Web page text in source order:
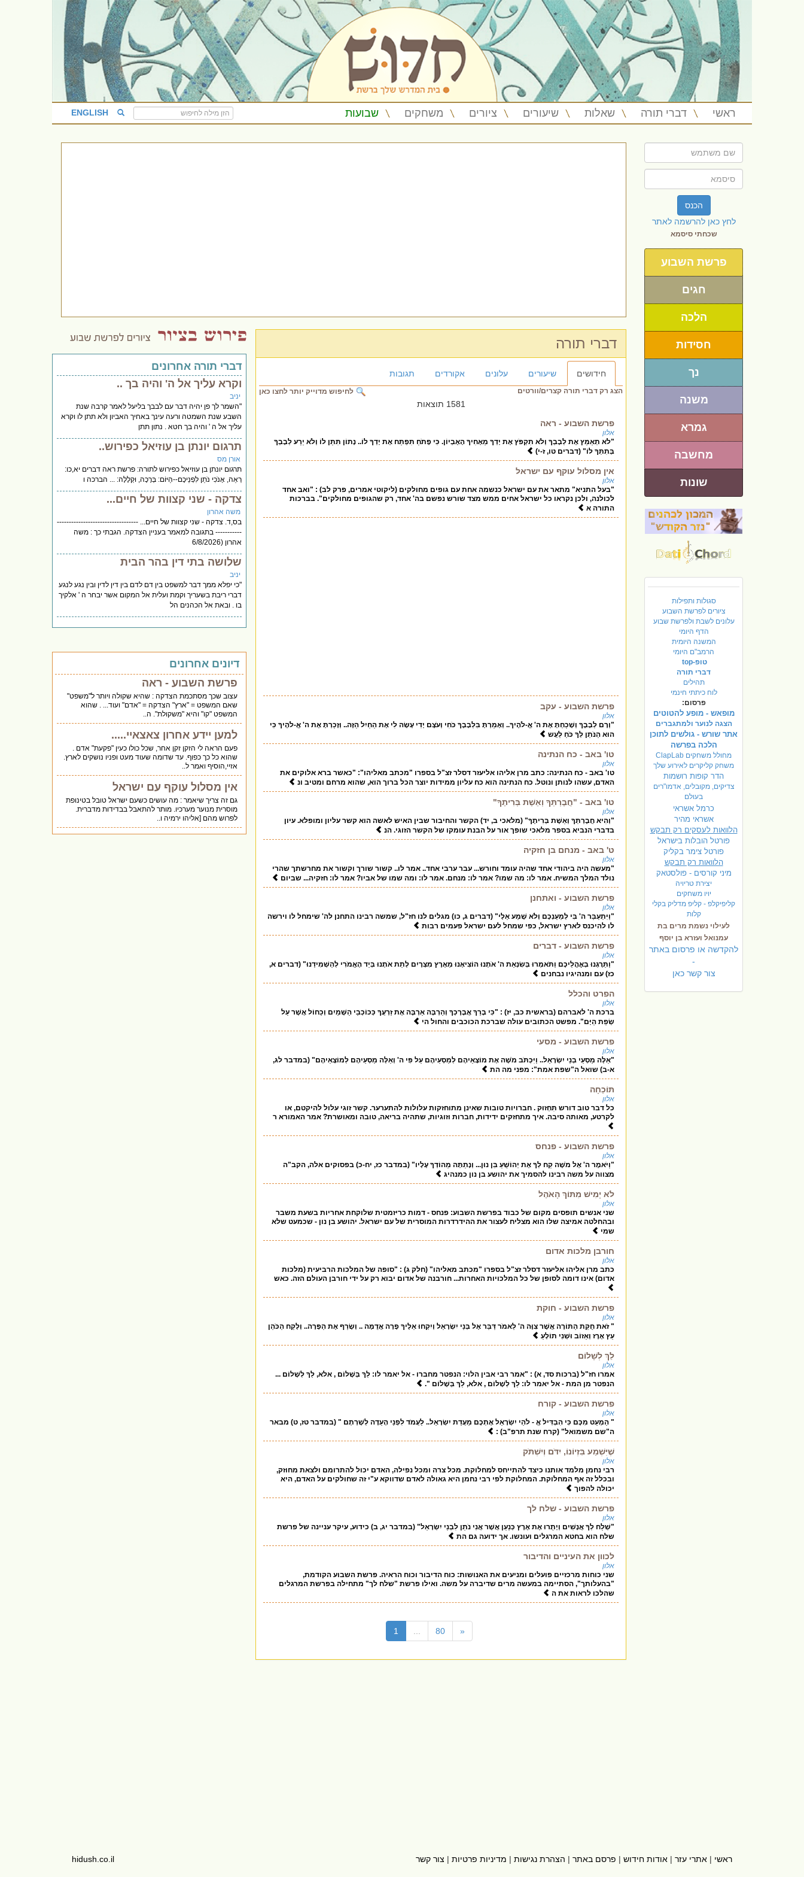
ראשי דברי תורה שאלות שיעורים ציורים משחקים שבועות ENGLISH
הכנס
לחץ כאן להרשמה לאתר
שכחתי סיסמא
פרשת השבוע
חגים
הלכה
חסידות
נך
משנה
גמרא
מחשבה
שונות
סגולות ותפילות
ציורים לפרשת השבוע
עלונים לשבת ולפרשת שבוע
הדף היומי
המשנה היומית
הרמב"ם היומי
טופ-top
דברי תורה
תהילים
לוח כיתתי חינמי
פרסום:
מופאש - מופע להטוטים
הצגה לנוער ולמתגברים
אתר שורש - גולשים לתוכן
הלכה בפרשה
מחולל משחקים ClapLab
משחק קליקרים לאירוע שלך
הדר קופות רושמות
צדיקים, מקובלים, אדמו"רים
בעולם
כרמל אשראי
אשראי מהיר
הלוואות לעסקים רק תבקש
פורטל הובלות בישראל
פורטל צימר בקליק
הלוואות רק תבקש
מיני קורסים - פולסטאק
יצירת טריויה
יויו משחקים
קליפיקלפ - קליפ מדליק בקלי
קלות
לעילוי נשמת מרים בת
עמנואל ועזרא בן יוסף
להקדשה או פרסום באתר
-
צור קשר כאן
דברי תורה
חידושים שיעורים עלונים אקורדים תגובות
לחיפוש מדוייק יותר לחצו כאן הצג רק דברי תורה קצרים/וורטים
1581 תוצאות
פרשת השבוע - ראה
אלון
"לֹא תְאַמֵּץ אֶת לְבָבְךָ וְלֹא תִקְפֹּץ אֶת יָדְךָ מֵאָחִיךָ הָאֶבְיוֹן. כִּי פָתֹחַ תִּפְתַּח אֶת יָדְךָ לוֹ.. נָתוֹן תִּתֵּן לוֹ וְלֹא יֵרַע לְבָבְךָ
בְּתִתְּךָ לוֹ" (דברים טו, ז-י)
אין מסלול עוקף עם ישראל
אלון
"בעל התניא" מתאר את עם ישראל כנשמה אחת עם גופים מחולקים (ליקוטי אמרים, פרק לב) : "ואב אחד
לכולנה, ולכן נקראו כל ישראל אחים ממש מצד שורש נפשם בה' אחד, רק שהגופים מחולקים". בברכות
התורה א
פרשת השבוע - עקב
אלון
"וְרָם לְבָבֶךָ וְשָׁכַחְתָּ אֶת ה' אֱ-לֹהֶיךָ.. וְאָמַרְתָּ בִּלְבָבֶךָ כֹּחִי וְעֹצֶם יָדִי עָשָׂה לִי אֶת הַחַיִל הַזֶּה.. וְזָכַרְתָּ אֶת ה' אֱ-לֹהֶיךָ כִּי
הוּא הַנֹּתֵן לְךָ כֹּחַ לַעֲש
טו' באב - כח הנתינה
אלון
טו' באב - כח הנתינה: כתב מרן אליהו אליעזר דסלר זצ"ל בספרו "מכתב מאליהו": "כאשר ברא אלוקים את
האדם, עשהו לנותן ונוטל. כח הנתינה הוא כח עליון ממידות יוצר הכל ברוך הוא, שהוא מרחם ומטיב ונ
טו' באב - "חֲבֶרְתְּךָ וְאֵשֶׁת בְּרִיתֶךָ"
אלון
"וְהִיא חֲבֶרְתְּךָ וְאֵשֶׁת בְּרִיתֶךָ" (מלאכי ב, יד) הקשר והחיבור שבין האיש לאשה הוא קשר עליון ומופלא. עיון
בדברי הנביא בספר מלאכי שופך אור על הבנת עומקו של הקשר הזוגי. הנ
ט' באב - מנחם בן חזקיה
אלון
"מעשה היה ביהודי אחד שהיה עומד וחורש... עבר ערבי אחד.. אמר לו.. קשור שורך וקשור את מחרשתך שהרי
נולד המלך המשיח. אמר לו: מה שמו? אמר לו: מנחם. אמר לו: ומה שמו של אביו? אמר לו: חזקיה... שביום
פרשת השבוע - ואתחנן
אלון
"וַיִּתְעַבֵּר ה' בִּי לְמַעַנְכֶם וְלֹא שָׁמַע אֵלָי" (דברים ג, כו) מגלים לנו חז"ל, שמשה רבינו התחנן לה' שימחל לו וירשה
לו להיכנס לארץ ישראל, כפי שמחל לעם ישראל פעמים רבות
פרשת השבוע - דברים
אלון
"וַתֵּרָגְנוּ בְאׇהֳלֵיכֶם וַתֹּאמְרוּ בְּשִׂנְאַת ה' אֹתָנוּ הוֹצִיאָנוּ מֵאֶרֶץ מִצְרָיִם לָתֵת אֹתָנוּ בְּיַד הָאֱמֹרִי לְהַשְׁמִידֵנוּ" (דברים א,
כז) עם ומנהיגיו נבחנים
הפרט והכלל
אלון
ברכת ה' לאברהם (בראשית כב, יז) : "כִּי בָרֵךְ אֲבָרֶכְךָ וְהַרְבָּה אַרְבֶּה אֶת זַרְעֲךָ כְּכוֹכְבֵי הַשָּׁמַיִם וְכַחוֹל אֲשֶׁר עַל
שְׂפַת הַיָּם". מפשט הכתובים עולה שברכת הכוכבים והחול הי
פרשת השבוע - מסעי
אלון
"אֵלֶּה מַסְעֵי בְנֵי יִשְׂרָאֵל.. וַיִּכְתֹּב מֹשֶׁה אֶת מוֹצָאֵיהֶם לְמַסְעֵיהֶם עַל פִּי ה' וְאֵלֶּה מַסְעֵיהֶם לְמוֹצָאֵיהֶם" (במדבר לג,
א-ב) שואל ה"שפת אמת": מפני מה הת
תּוֹכֵחָה
אלון
כל דבר טוב דורש תִּחְזוּק . חברויות טובות שאינן מתוחזקות עלולות להתערער. קשר זוגי עלול להיקטם, או
לקרטע, מאותה סיבה. איך מתחזקים ידידות, חברות וזוגיות, שתהיה בריאה, טובה ומאושרת? אמר האמורא ר
פרשת השבוע - פנחס
אלון
"וַיֹּאמֶר ה' אֶל מֹשֶׁה קַח לְךָ אֶת יְהוֹשֻׁעַ בִּן נוּן... וְנָתַתָּה מֵהוֹדְךָ עָלָיו" (במדבר כז, יח-כ) בפסוקים אלה, הקב"ה
מצווה על משה רבינו להסמיך את יהושע בן נון כמנהיג
לֹא יָמִישׁ מִתּוֹךְ הָאֹהֶל
אלון
שני אנשים תופסים מקום של כבוד בפרשת השבוע: פנחס - דמות כריזמטית שלוקחת אחריות בשעת משבר
ובהחלטה אמיצה שלו הוא מצליח לעצור את ההידרדרות המוסרית של עם ישראל. יהושע בן נון - שכמעט שלא
שמי
חורבן מלכות אדום
אלון
כתב מרן אליהו אליעזר דסלר זצ"ל בספרו "מכתב מאליהו" (חלק ג) : "סופה של המלכות הרביעית (מלכות
אדום) אינו דומה לסופן של כל המלכויות האחרות... חורבנה של אדום יבוא רק על ידי חורבן העולם הזה. כאש
פרשת השבוע - חוקת
אלון
" זֹאת חֻקַּת הַתּוֹרָה אֲשֶׁר צִוָּה ה' לֵאמֹר דַּבֵּר אֶל בְּנֵי יִשְׂרָאֵל וְיִקְחוּ אֵלֶיךָ פָרָה אֲדֻמָּה .. וְשָׂרַף אֶת הַפָּרָה.. וְלָקַח הַכֹּהֵן
עֵץ אֶרֶז וְאֵזוֹב וּשְׁנִי תוֹלָעַ
לֵךְ לְשָׁלוֹם
אלון
אמרו חז"ל (ברכות סד, א) : "אמר רבי אבין הלוי: הנפטר מחברו - אל יאמר לו: לֵךְ בְּשָׁלוֹם , אלא, לֵךְ לְשָׁלוֹם ...
הנפטר מן המת - אל יאמר לו: לֵךְ לְשָׁלוֹם , אלא, לֵךְ בְּשָׁלוֹם ".
פרשת השבוע - קורח
אלון
" הַמְעַט מִכֶּם כִּי הִבְדִּיל אֱ - לֹהֵי יִשְׂרָאֵל אֶתְכֶם מֵעֲדַת יִשְׂרָאֵל.. לַעֲמֹד לִפְנֵי הָעֵדָה לְשָׁרְתָם " (במדבר טז, ט) מבאר
ה"שם משמואל" (קרח שנת תרפ"ב) :
שֶׁיִּשְׁמַע בִּזְיוֹנוֹ, יִדֹּם וְיִשְׁתֹּק
אלון
רבי נחמן מלמד אותנו כיצד להתייחס למחלוקת. מכל צרה ומכל נפילה, האדם יכול להתרומם ולצאת מחוזק,
ובכלל זה אף המחלוקת. המחלוקת לפי רבי נחמן היא גאולה לאדם שדווקא ע"י זה שחולקים על האדם, היא
יכולה להפוך
פרשת השבוע - שלח לך
אלון
"שְׁלַח לְךָ אֲנָשִׁים וְיָתֻרוּ אֶת אֶרֶץ כְּנַעַן אֲשֶׁר אֲנִי נֹתֵן לִבְנֵי יִשְׂרָאֵל" (במדבר יג, ב) כידוע, עיקר עניינה של פרשת
שלח הוא בחטא המרגלים ועונשו. אך ידועה גם הת
לכוון את העיניים והדיבור
אלון
שני כוחות מרכזיים פועלים ומניעים את האנושות: כוח הדיבור וכוח הראיה. פרשת השבוע הקודמת,
"בהעלותך", הסתיימה במעשה מרים שדיברה על משה. ואילו פרשת "שלח לך" מתחילה בפרשת המרגלים
שהלכו לראות את ה
1 80 «
דברי תורה אחרונים
וקרא עליך אל ה' והיה בך ..
יניב
"השמר לך פן יהיה דבר עם לבבך בליעל לאמר קרבה שנת
השבע שנת השמטה ורעה עינך באחיך האביון ולא תתן לו וקרא
עליך אל ה ' והיה בך חטא . נתון תתן
תרגום יונתן בן עוזיאל כפירוש..
אורן מס
תרגום יונתן בן עוזיאל כפירוש לתורה: פרשת ראה דברים יא,כו:
רְאֵה, אָנֹכִי נֹתֵן לִפְנֵיכֶם--הַיּוֹם: בְּרָכָה, וּקְלָלָה: ... הברכה ו
צדקה - שני קצוות של חיים...
משה אהרון
בס,ד. צדקה - שני קצוות של חיים... ----------------------------------
----------- בתגובה למאמר בעניין הצדקה. הגבתי כך : משה
אהרון (6/8/2026
שלושה בתי דין בהר הבית
יניב
"כי יפלא ממך דבר למשפט בין דם לדם בין דין לדין ובין נגע לנגע
דברי ריבת בשעריך וקמת ועלית אל המקום אשר יבחר ה ' אלקיך
בו . ובאת אל הכהנים הל
דיונים אחרונים
פרשת השבוע - ראה
עצוב שכך מסתכמת הצדקה : שהיא שקולה ויותר ל"משפט"
שאם המשפט = "ארץ" הצדקה = "אדם" ועוד... . שהוא
המשפט "קו" והיא "משקולת". ה..
למען יידע אחרון צאצאיי.....
פעם הראה לי הזקן זקן אחר, שכל כולו כעין "פקעת" אדם .
שהוא כל כך כפוף. עד שדומה שעוד מעט ופניו נושקים לארץ.
אזיי,הוסיף ואמר ל..
אין מסלול עוקף עם ישראל
גם זה צריך שיאמר : מה עושים כשעם ישראל טובל בטינופת
מוסרית מנוער מערכיו. מותר להתאבל בבדידות מדברית.
לפרוש מהם [אליהו ירמיה ו..
ראשי | אתרי עזר | אודות חידוש | פרסם באתר | הצהרת נגישות | מדיניות פרטיות | צור קשר hidush.co.il